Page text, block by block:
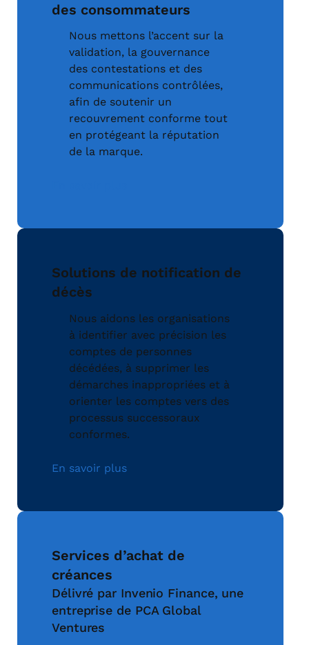
des consommateurs
Nous mettons l’accent sur la
validation, la gouvernance
des contestations et des
communications contrôlées,
afin de soutenir un
recouvrement conforme tout
en protégeant la réputation
de la marque.
Solutions de notification de
décès
Nous aidons les organisations
à identifier avec précision les
comptes de personnes
décédées, à supprimer les
démarches inappropriées et à
orienter les comptes vers des
processus successoraux
conformes.
En savoir plus
Services d’achat de
créances
Délivré par Invenio Finance, une
entreprise de PCA Global
Ventures